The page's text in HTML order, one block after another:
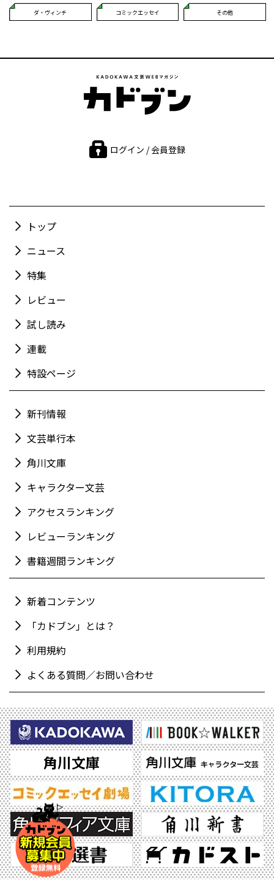
ダ・ヴィンチ コミックエッセイ その他
ログイン / 会員登録
トップ
ニュース
特集
レビュー
試し読み
連載
特設ページ
新刊情報
文芸単行本
角川文庫
キャラクター文芸
アクセスランキング
レビューランキング
書籍週間ランキング
新着コンテンツ
「カドブン」とは？
利用規約
よくある質問／お問い合わせ